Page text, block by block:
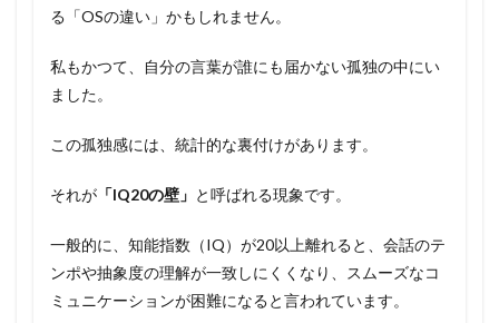
る「OSの違い」かもしれません。
私もかつて、自分の言葉が誰にも届かない孤独の中にい
ました。
この孤独感には、統計的な裏付けがあります。
それが 「IQ20の壁」 と呼ばれる現象です。
一般的に、知能指数（IQ）が20以上離れると、会話のテ
ンポや抽象度の理解が一致しにくくなり、スムーズなコ
ミュニケーションが困難になると言われています。